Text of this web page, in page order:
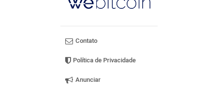
Contato
Política de Privacidade
Anunciar